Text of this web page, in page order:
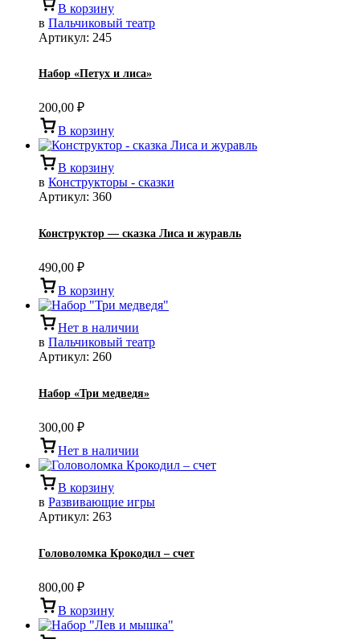
В корзину
в Пальчиковый театр
Артикул: 245
Набор «Петух и лиса»
200,00 ₽
В корзину
В корзину
в Конструкторы - сказки
Артикул: 360
Конструктор — сказка Лиса и журавль
490,00 ₽
В корзину
Нет в наличии
в Пальчиковый театр
Артикул: 260
Набор «Три медведя»
300,00 ₽
Нет в наличии
В корзину
в Развивающие игры
Артикул: 263
Головоломка Крокодил – счет
800,00 ₽
В корзину